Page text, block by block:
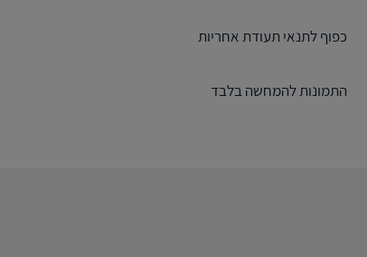
כפוף לתנאי תעודת אחריות
התמונות להמחשה בלבד